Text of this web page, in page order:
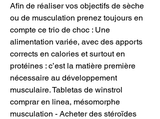
Afin de réaliser vos objectifs de sèche
ou de musculation prenez toujours en
compte ce trio de choc : Une
alimentation variée, avec des apports
corrects en calories et surtout en
protéines : c’est la matière première
nécessaire au développement
musculaire. Tabletas de winstrol
comprar en linea, mésomorphe
musculation - Acheter des stéroïdes